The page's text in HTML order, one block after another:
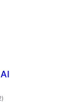
مجموعی
درجہ
)